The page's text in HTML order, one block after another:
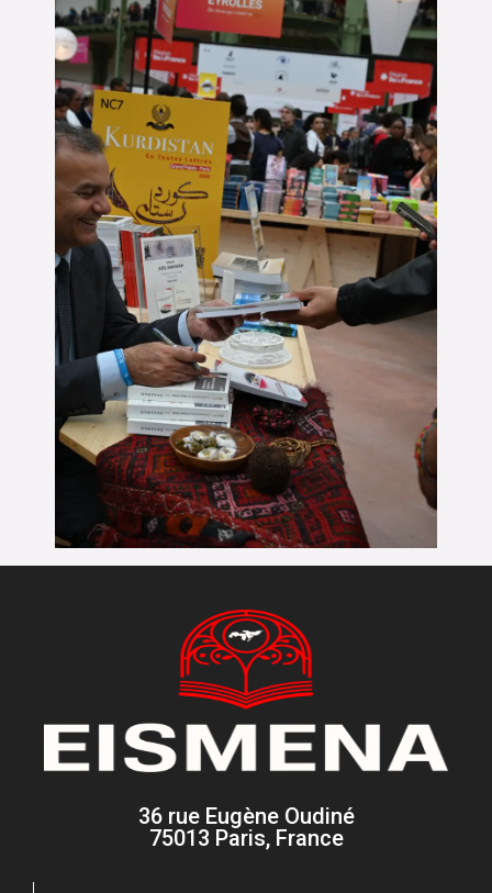
36 rue Eugène Oudiné
75013 Paris, France